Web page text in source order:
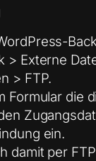
> Externe
> FTP.
Formular die
ein.
damit per